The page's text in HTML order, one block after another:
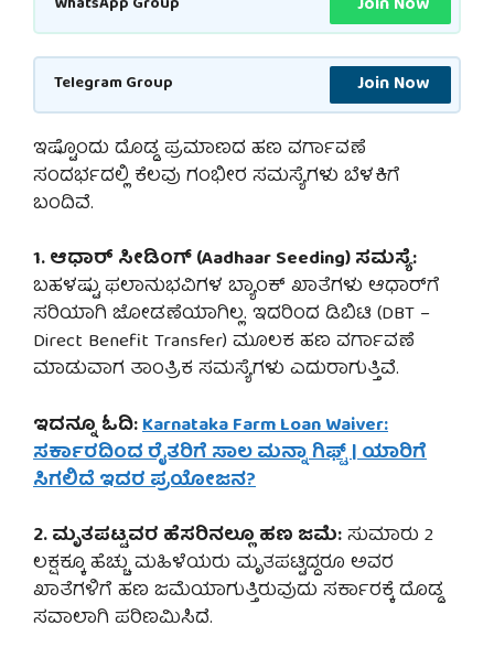
Telegram Group Join Now
ಇಷ್ಟೊಂದು ದೊಡ್ಡ ಪ್ರಮಾಣದ ಹಣ ವರ್ಗಾವಣೆ
ಸಂದರ್ಭದಲ್ಲಿ ಕೆಲವು ಗಂಭೀರ ಸಮಸ್ಯೆಗಳು ಬೆಳಕಿಗೆ
ಬಂದಿವೆ.
1. ಆಧಾರ್ ಸೀಡಿಂಗ್ (Aadhaar Seeding) ಸಮಸ್ಯೆ:
ಬಹಳಷ್ಟು ಫಲಾನುಭವಿಗಳ ಬ್ಯಾಂಕ್ ಖಾತೆಗಳು ಆಧಾರ್‌ಗೆ
ಸರಿಯಾಗಿ ಜೋಡಣೆಯಾಗಿಲ್ಲ. ಇದರಿಂದ ಡಿಬಿಟಿ (DBT –
Direct Benefit Transfer) ಮೂಲಕ ಹಣ ವರ್ಗಾವಣೆ
ಮಾಡುವಾಗ ತಾಂತ್ರಿಕ ಸಮಸ್ಯೆಗಳು ಎದುರಾಗುತ್ತಿವೆ.
ಇದನ್ನೂ ಓದಿ:Karnataka Farm Loan Waiver:
ಸರ್ಕಾರದಿಂದ ರೈತರಿಗೆ ಸಾಲ ಮನ್ನಾ ಗಿಫ್ಟ್ | ಯಾರಿಗೆ
ಸಿಗಲಿದೆ ಇದರ ಪ್ರಯೋಜನ?
2. ಮೃತಪಟ್ಟವರ ಹೆಸರಿನಲ್ಲೂ ಹಣ ಜಮೆ:ಸುಮಾರು 2
ಲಕ್ಷಕ್ಕೂ ಹೆಚ್ಚು ಮಹಿಳೆಯರು ಮೃತಪಟ್ಟಿದ್ದರೂ ಅವರ
ಖಾತೆಗಳಿಗೆ ಹಣ ಜಮೆಯಾಗುತ್ತಿರುವುದು ಸರ್ಕಾರಕ್ಕೆ ದೊಡ್ಡ
ಸವಾಲಾಗಿ ಪರಿಣಮಿಸಿದೆ.